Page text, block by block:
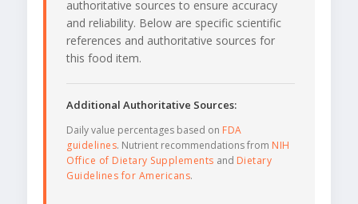
authoritative sources to ensure accuracy
and reliability. Below are specific scientific
references and authoritative sources for
this food item.
Additional Authoritative Sources:
Daily value percentages based on FDA
guidelines. Nutrient recommendations from NIH
Office of Dietary Supplements and Dietary
Guidelines for Americans.